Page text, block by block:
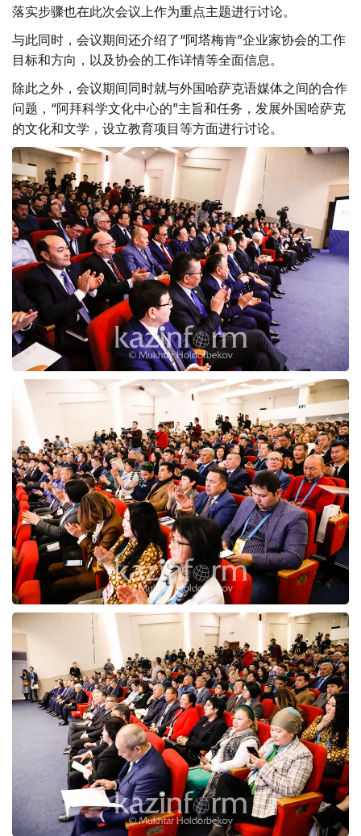
落实步骤也在此次会议上作为重点主题进行讨论。
与此同时，会议期间还介绍了“阿塔梅肯”企业家协会的工作
目标和方向，以及协会的工作详情等全面信息。
除此之外，会议期间同时就与外国哈萨克语媒体之间的合作
问题，“阿拜科学文化中心的”主旨和任务，发展外国哈萨克
的文化和文学，设立教育项目等方面进行讨论。